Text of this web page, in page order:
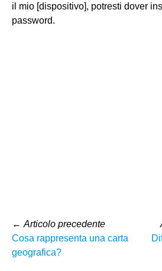
il mio [dispositivo], potresti dover
password.
← Articolo precedente
Cosa rappresenta una carta
geografica?